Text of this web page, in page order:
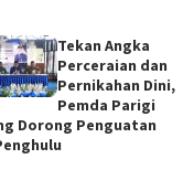
Tekan Angka
Perceraian dan
Pernikahan Dini,
Pemda Parigi
Dorong Penguatan